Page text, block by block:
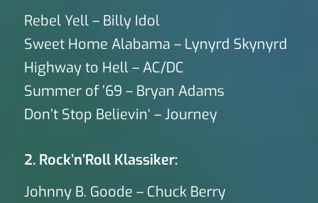
Rebel Yell – Billy Idol
Sweet Home Alabama – Lynyrd Skynyrd
Highway to Hell – AC/DC
Summer of ’69 – Bryan Adams
Don’t Stop Believin‘ – Journey
2. Rock’n’Roll Klassiker:
Johnny B. Goode – Chuck Berry